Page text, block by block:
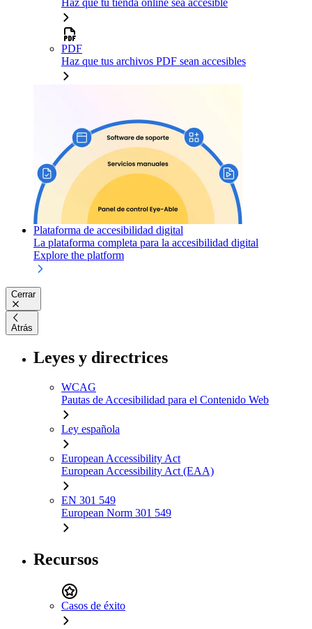
PDF
Haz que tus archivos PDF sean accesibles
Plataforma de accesibilidad digital
La plataforma completa para la accesibilidad digital
Explore the platform
Cerrar
Atrás
Leyes y directrices
WCAG
Pautas de Accesibilidad para el Contenido Web
Ley española
European Accessibility Act
European Accessibility Act (EAA)
EN 301 549
European Norm 301 549
Recursos
Casos de éxito